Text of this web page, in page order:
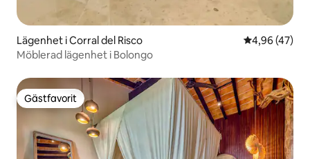
Lägenhet i Corral del Risco 4,96 av 5 i
4,96 (47)
Möblerad lägenhet i Bolongo
Gästfavorit
Gästfavorit